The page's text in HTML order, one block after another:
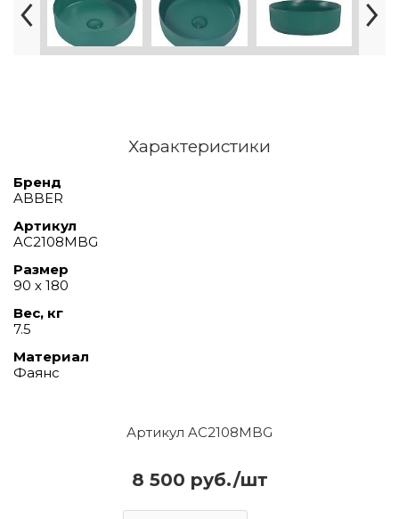
Артикул AC2108MBG
8 500 руб./шт
Характеристики
Бренд
ABBER
Артикул
AC2108MBG
Размер
90 х 180
Вес, кг
7.5
Материал
Фаянс